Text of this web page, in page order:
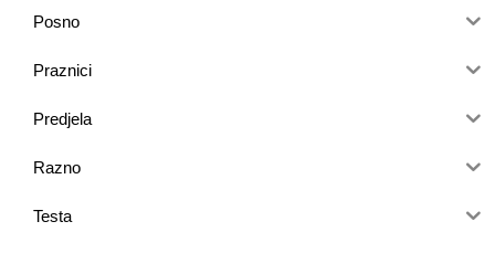
Posno
Praznici
Predjela
Razno
Testa